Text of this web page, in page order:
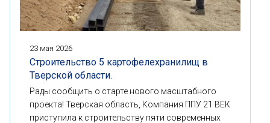
23 мая 2026
Строительство 5 картофелехранилищ в
Тверской области.
Рады сообщить о старте нового масштабного
проекта! Тверская область, Компания ППУ 21 ВЕК
приступила к строительству пяти современных